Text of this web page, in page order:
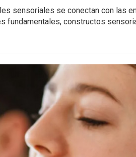
sensoriales se conectan con las
fundamentales, constructos